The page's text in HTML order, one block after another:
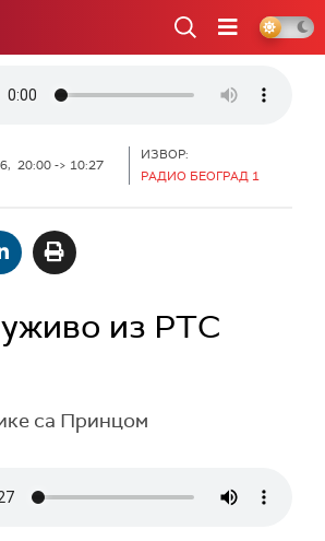
20:00 -> 10:27
ИЗВОР:
РАДИО БЕОГРАД 1
из РТС
са Принцом